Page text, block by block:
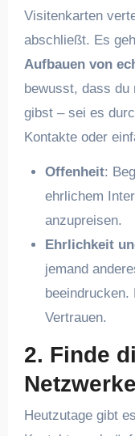
Visitenkarten
abschließt. Es
Aufbauen von
bewusst, dass du
gibst – sei es
Kontakte oder
Offenheit:
ehrlichem
anzupreisen.
Ehrlichkeit
jemand
Vertrauen.
2. Finde
Heutzutage gibt